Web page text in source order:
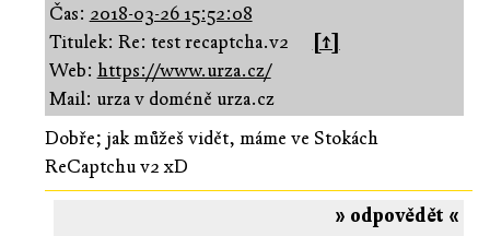
Čas: 2018-03-26 15:52:08
Titulek: Re: test recaptcha.v2
[↑]
Web: https://www.urza.cz/
Mail: urza v doméně urza.cz
Dobře; jak můžeš vidět, máme ve Stokách
ReCaptchu v2 xD
» odpovědět «